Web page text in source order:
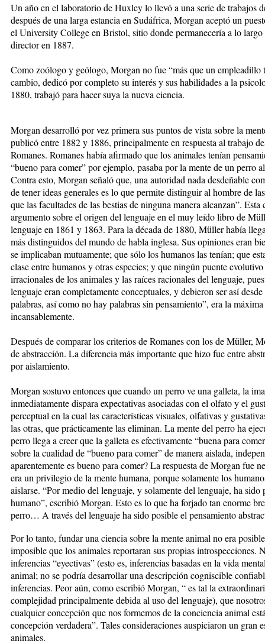
Un año en el laboratorio de Huxley lo llevó a una serie de trabajos
después de una larga estancia en Sudáfrica, Morgan aceptó un
el University College en Bristol, sitio donde permanecería a lo
director en 1887.
Como zoólogo y geólogo, Morgan no fue “más que un empleadillo
cambio, dedicó por completo su interés y sus habilidades a la
1880, trabajó para hacer suya la nueva ciencia.
Morgan desarrolló por vez primera sus puntos de vista sobre la
publicó entre 1882 y 1886, principalmente en respuesta al trabajo
Romanes. Romanes había afirmado que los animales tenían
“bueno para comer” por ejemplo, pasaba por la mente de un perro
Contra esto, Morgan señaló que, una autoridad nada desdeñable
de tener ideas generales es lo que permite distinguir al hombre de
que las facultades de las bestias de ninguna manera alcanzan”.
argumento sobre el origen del lenguaje en el muy leído libro de
lenguaje en 1861 y 1863. Para la década de 1880, Müller había
más distinguidos del mundo de habla inglesa. Sus opiniones eran
se implicaban mutuamente; que sólo los humanos las tenían; que
clase entre humanos y otras especies; y que ningún puente
irracionales de los animales y las raíces racionales del lenguaje,
lenguaje eran completamente conceptuales, y debieron ser así
palabras, así como no hay palabras sin pensamiento”, era la
incansablemente.
Después de comparar los criterios de Romanes con los de Müller,
de abstracción. La diferencia más importante que hizo fue entre
por aislamiento.
Morgan sostuvo entonces que cuando un perro ve una galleta, la
inmediatamente dispara expectativas asociadas con el olfato y el
perceptual en la cual las características visuales, olfativas y
las otras, que prácticamente las eliminan. La mente del perro ha
perro llega a creer que la galleta es efectivamente “buena para
sobre la cualidad de “bueno para comer” de manera aislada,
aparentemente es bueno para comer? La respuesta de Morgan fue
era un privilegio de la mente humana, porque solamente los
aislarse. “Por medio del lenguaje, y solamente del lenguaje, ha
humano”, escribió Morgan. Esto es lo que ha forjado tan enorme
perro… A través del lenguaje ha sido posible el pensamiento
Por lo tanto, fundar una ciencia sobre la mente animal no era
imposible que los animales reportaran sus propias introspecciones.
inferencias “eyectivas” (esto es, inferencias basadas en la vida
animal; no se podría desarrollar una descripción cogniscible
inferencias. Peor aún, como escribió Morgan, “ es tal la
complejidad principalmente debida al uso del lenguaje), que
cualquier concepción que nos formemos de la conciencia animal
concepción verdadera”. Tales consideraciones auspiciaron un gran
animales.